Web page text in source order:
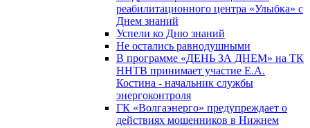
реабилитационного центра «Улыбка» с
Днем знаний
Успели ко Дню знаний
Не остались равнодушными
В программе «ДЕНЬ ЗА ДНЕМ» на ТК
ННТВ принимает участие Е.А.
Костина - начальник службы
энергоконтроля
ГК «Волгаэнерго» предупреждает о
действиях мошенников в Нижнем